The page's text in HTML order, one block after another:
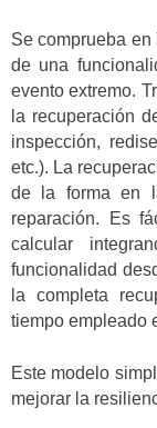
Se comprueba
de una
evento extremo.
la recuperación
inspección,
etc.). La
de la forma en
reparación. Es
calcular
funcionalidad
la completa
tiempo empleado
Este modelo
mejorar la